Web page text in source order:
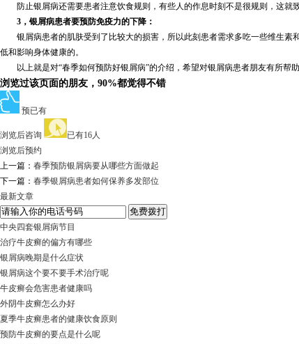
防止银屑病还需要患者注意饮食规则，有些人的作息时刻不是很规则，这就
3，银屑病患者要预防免疫力的下降：
银屑病患者的肌肤受到了比较大的损害，所以此刻患者需求多吃一些维生素
低和影响身体健康的。
以上就是对“春季如何预防好银屑病”的介绍，希望对银屑病患者朋友有所帮
浏览过该页面的朋友，90%都觉得不错
预已有
浏览后咨询
已有16人
浏览后预约
上一篇： 春季预防银屑病要从哪些方面做起
下一篇： 春季银屑病患者如何保养多发部位
最新文章
中央四套银屑病节目
治疗牛皮癣的偏方有哪些
银屑病晚期是什么症状
银屑病这个要不要手术治疗呢
牛皮癣会危害患者健康吗
外阴牛皮癣怎么办好
夏季牛皮癣患者的健康饮食原则
预防牛皮癣的要点是什么呢